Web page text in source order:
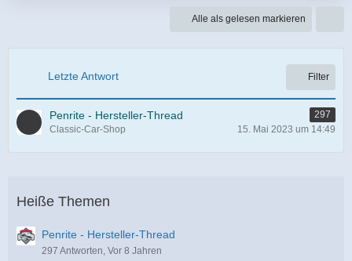
g
t
ä
g
e
t
r
ä
g
Alle als gelesen markieren
Letzte Antwort Filter
Penrite - Hersteller-Thread
297
Classic-Car-Shop
15. Mai 2023 um 14:49
Heiße Themen
Penrite - Hersteller-Thread
297 Antworten, Vor 8 Jahren